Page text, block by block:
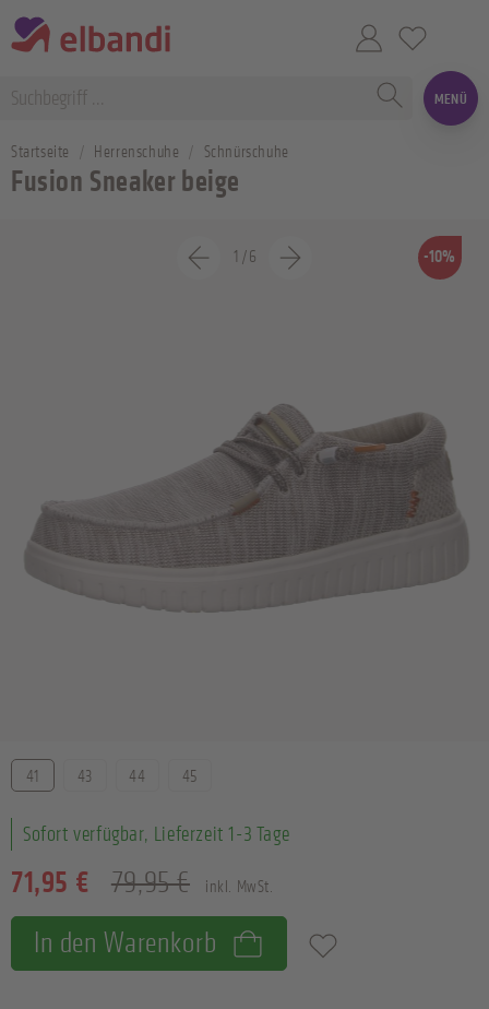
MENÜ
Startseite Herrenschuhe Schnürschuhe
Fusion Sneaker beige
-10%
1 /6
71,95 € 79,95 € inkl. MwSt.
Sofort verfügbar, Lieferzeit 1-3 Tage
Größe
41 43 44 45
In den Warenkorb Zum Merkzettel hinzufügen